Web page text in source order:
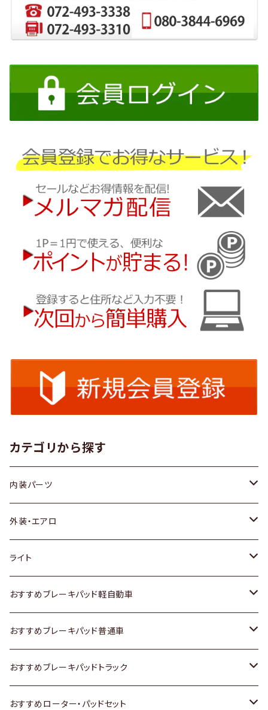
カテゴリから探す
内装パーツ
トヨタ
ホンダ
スズキ
日産
いすゞ
ダイハツ
外装・エアロ
トヨタ
ホンダ
スズキ
日産
いすゞ
ライト
トヨタ
スズキ
日産
いすゞ
おすすめブレーキパッド軽自動車
トヨタ
ホンダ
スズキ
おすすめブレーキパッド普通車
トヨタ
ホンダ
おすすめブレーキパッドトラック
トヨタ
おすすめローター・パッドセット